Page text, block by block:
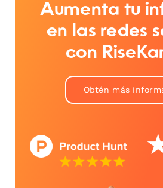
Aumenta tu
en las redes
con
Obtén más